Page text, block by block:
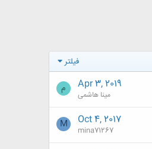
فیلتر
Apr 3, 2019
مینا هاشمی م
Oct 4, 2017
mina71267
M